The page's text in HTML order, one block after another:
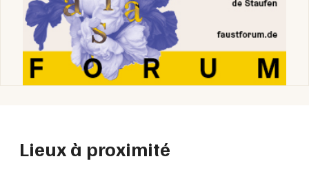
Lieux à proximité